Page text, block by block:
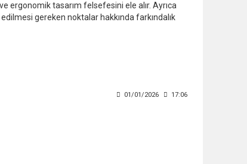
ergonomik tasarım felsefesini ele alır. Ayrıca
gereken noktalar hakkında farkındalık
01/01/2026 17:06